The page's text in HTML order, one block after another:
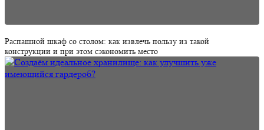
Распашной шкаф со столом: как извлечь пользу из такой
конструкции и при этом сэкономить место